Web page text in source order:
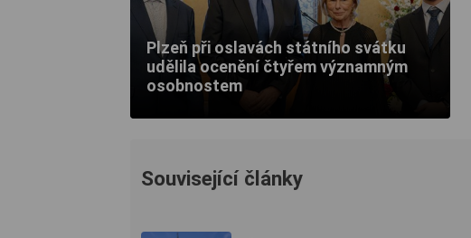
Plzeň při oslavách státního svátku
udělila ocenění čtyřem významným
osobnostem
Související články